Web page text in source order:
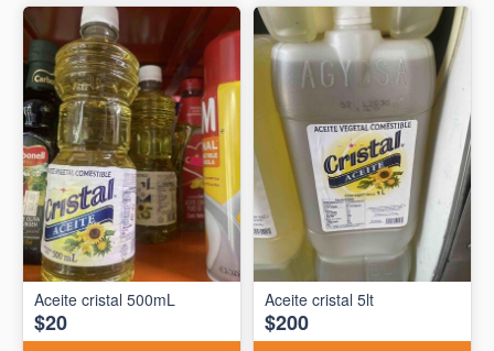
Aceite cristal 500mL
$20
Aceite cristal 5lt
$200